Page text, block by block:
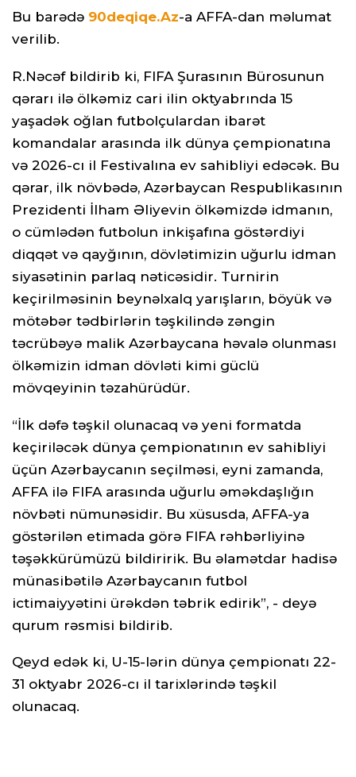
Bu barədə 90deqiqe.Az-a AFFA-dan məlumat
verilib.
R.Nəcəf bildirib ki, FIFA Şurasının Bürosunun
qərarı ilə ölkəmiz cari ilin oktyabrında 15
yaşadək oğlan futbolçulardan ibarət
komandalar arasında ilk dünya çempionatına
və 2026-cı il Festivalına ev sahibliyi edəcək. Bu
qərar, ilk növbədə, Azərbaycan Respublikasının
Prezidenti İlham Əliyevin ölkəmizdə idmanın,
o cümlədən futbolun inkişafına göstərdiyi
diqqət və qayğının, dövlətimizin uğurlu idman
siyasətinin parlaq nəticəsidir. Turnirin
keçirilməsinin beynəlxalq yarışların, böyük və
mötəbər tədbirlərin təşkilində zəngin
təcrübəyə malik Azərbaycana həvalə olunması
ölkəmizin idman dövləti kimi güclü
mövqeyinin təzahürüdür.
“İlk dəfə təşkil olunacaq və yeni formatda
keçiriləcək dünya çempionatının ev sahibliyi
üçün Azərbaycanın seçilməsi, eyni zamanda,
AFFA ilə FIFA arasında uğurlu əməkdaşlığın
növbəti nümunəsidir. Bu xüsusda, AFFA-ya
göstərilən etimada görə FIFA rəhbərliyinə
təşəkkürümüzü bildiririk. Bu əlamətdar hadisə
münasibətilə Azərbaycanın futbol
ictimaiyyətini ürəkdən təbrik edirik”, - deyə
qurum rəsmisi bildirib.
Qeyd edək ki, U-15-lərin dünya çempionatı 22-
31 oktyabr 2026-cı il tarixlərində təşkil
olunacaq.